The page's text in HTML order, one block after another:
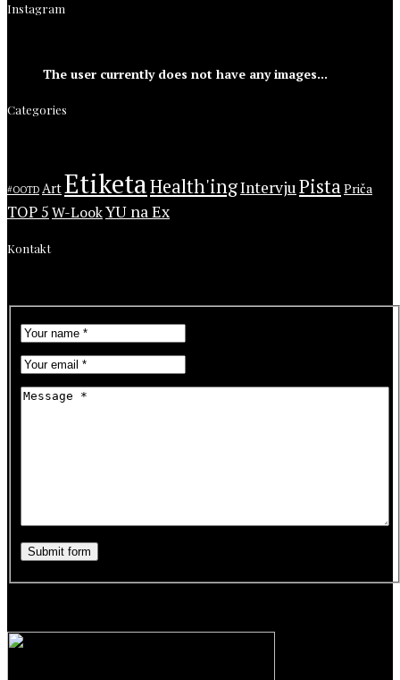
Instagram
The user currently does not have any images...
Categories
#OOTD ArtEtiketaHealth'ingIntervju PistaPriča
TOP 5W-LookYU na Ex
Kontakt